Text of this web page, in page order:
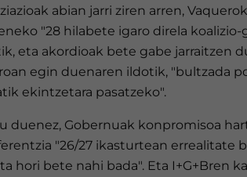
abian jarri ziren arren,
"28 hilabete igaro direla
eta akordioak bete gabe jarraitzen
egin duenaren ildotik, "bultzada
ekintzetara pasatzeko".
duenez, Gobernuak konpromisoa
"26/27 ikasturtean errealitate
hori bete nahi bada". Eta I+G+Bren